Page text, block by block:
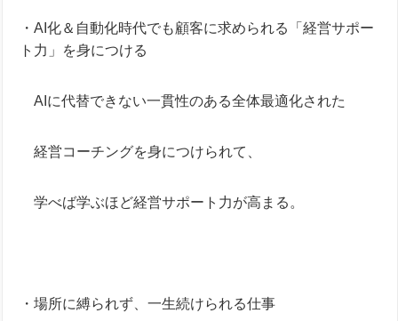
・AI化＆自動化時代でも顧客に求められる「経営サポー
ト力」を身につける
AIに代替できない一貫性のある全体最適化された
経営コーチングを身につけられて、
学べば学ぶほど経営サポート力が高まる。
・場所に縛られず、一生続けられる仕事